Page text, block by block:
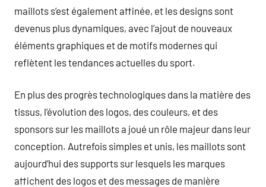
maillots s’est également affinée, et les designs sont
devenus plus dynamiques, avec l’ajout de nouveaux
éléments graphiques et de motifs modernes qui
reflètent les tendances actuelles du sport.
En plus des progrès technologiques dans la matière des
tissus, l’évolution des logos, des couleurs, et des
sponsors sur les maillots a joué un rôle majeur dans leur
conception. Autrefois simples et unis, les maillots sont
aujourd’hui des supports sur lesquels les marques
affichent des logos et des messages de manière